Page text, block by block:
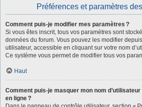
Préférences et paramètres
Comment puis-je modifier mes paramètres ?
Si vous êtes inscrit, tous vos paramètres sont
données du forum. Vous pouvez les modifier
utilisateur, accessible en cliquant sur votre nom
Ce système vous permet de modifier tous vos
Haut
Comment puis-je masquer mon nom
en ligne ?